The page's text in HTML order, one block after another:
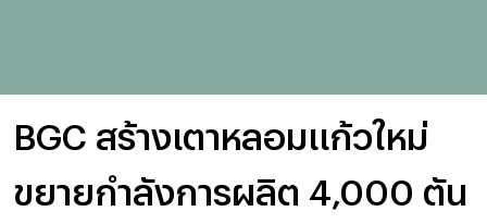
BGC สร้างเตาหลอมแก้วใหม่
ขยายกำลังการผลิต 4,000 ตัน